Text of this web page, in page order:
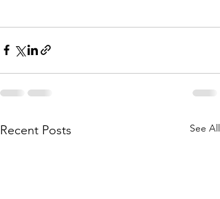
Recent Posts See All